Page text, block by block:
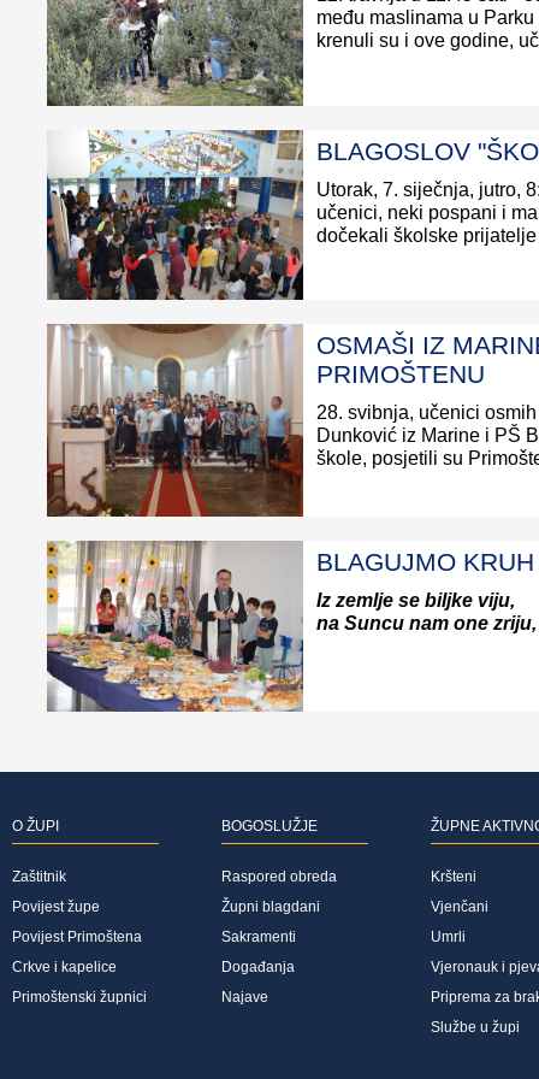
među maslinama u
krenuli su i ove godine,
BLAGOSLOV
Utorak, 7. siječnja, jutro,
učenici, neki pospani i
dočekali školske prijatelje
OSMAŠI IZ
PRIMOŠTENU
28. svibnja, učenici
Dunković iz Marine i PŠ
škole, posjetili su
BLAGUJMO
Iz zemlje se biljke viju,
na Suncu nam one zriju,
O ŽUPI
Zaštitnik
Povijest župe
Povijest Primoštena
Crkve i kapelice
Primoštenski župnici
BOGOSLUŽJE
Raspored obreda
Župni blagdani
Sakramenti
Događanja
Najave
ŽUPNE
Kršteni
Vjenčani
Umrli
Vjeronauk i
Priprema za
Službe u župi